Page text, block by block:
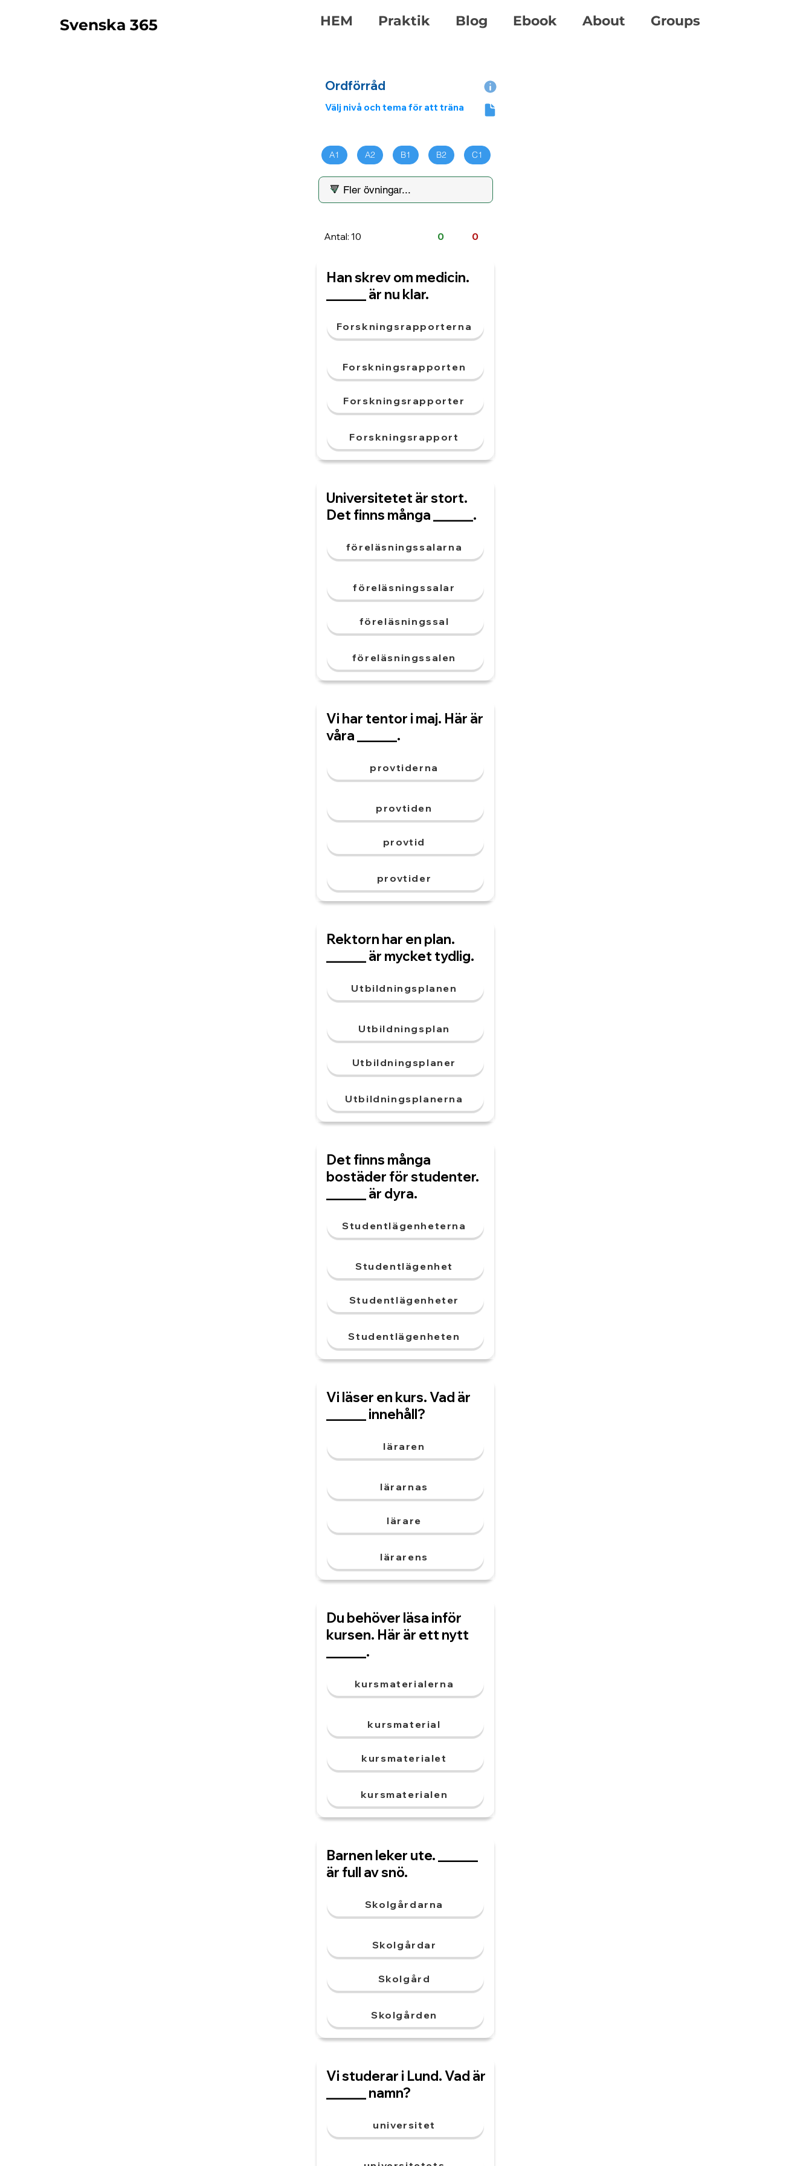
Svenska 365 HEM Praktik Blog Ebook About Groups
Ordförråd
Välj nivå och tema för att träna
A1 A2 B1 B2 C1
Antal: 10 0 0
Han skrev om medicin.
______ är nu klar.
Forskningsrapporterna
Forskningsrapporten
Forskningsrapporter
Forskningsrapport
Universitetet är stort.
Det finns många ______.
föreläsningssalarna
föreläsningssalar
föreläsningssal
föreläsningssalen
Vi har tentor i maj. Här är
våra ______.
provtiderna
provtiden
provtid
provtider
Rektorn har en plan.
______ är mycket tydlig.
Utbildningsplanen
Utbildningsplan
Utbildningsplaner
Utbildningsplanerna
Det finns många
bostäder för studenter.
______ är dyra.
Studentlägenheterna
Studentlägenhet
Studentlägenheter
Studentlägenheten
Vi läser en kurs. Vad är
______ innehåll?
läraren
lärarnas
lärare
lärarens
Du behöver läsa inför
kursen. Här är ett nytt
______.
kursmaterialerna
kursmaterial
kursmaterialet
kursmaterialen
Barnen leker ute. ______
är full av snö.
Skolgårdarna
Skolgårdar
Skolgård
Skolgården
Vi studerar i Lund. Vad är
______ namn?
universitet